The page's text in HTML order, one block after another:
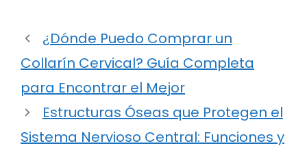
¿Dónde Puedo Comprar un
Collarín Cervical? Guía Completa
para Encontrar el Mejor
Estructuras Óseas que Protegen el
Sistema Nervioso Central: Funciones y